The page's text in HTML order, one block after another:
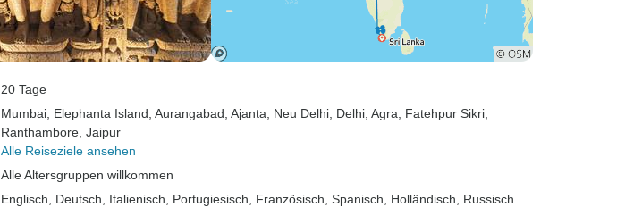
20 Tage
Mumbai , Elephanta Island , Aurangabad , Ajanta , Neu Delhi , Delhi , Agra , Fatehpur Sikri
Ranthambore , Jaipur
Alle Reiseziele ansehen
Alle Altersgruppen willkommen
Englisch, Deutsch, Italienisch, Portugiesisch, Französisch, Spanisch, Holländisch, Russisch